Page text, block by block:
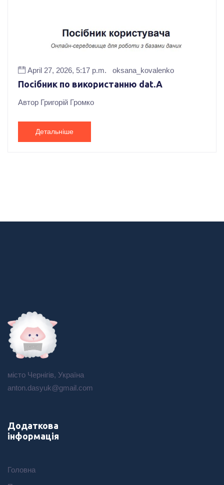
April 27, 2026, 5:17 p.m. oksana_kovalenko
Посібник по використанню dat.A
Автор Григорій Громко
Детальніше
місто Чернігів, Україна
anton.dasyuk@gmail.com
Додаткова
інформація
Головна